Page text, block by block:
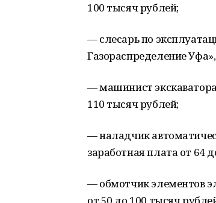
100 тысяч рублей;
— слесарь по
Газораспределение
— машинист
110 тысяч рублей;
— наладчик
заработная плата от 64
— обмотчик элементов